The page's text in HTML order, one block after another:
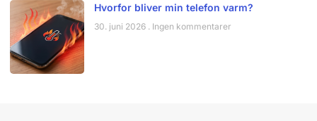
Hvorfor bliver min telefon varm?
30. juni 2026 Ingen kommentarer